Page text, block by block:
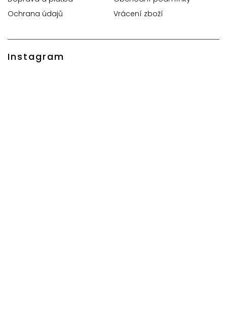
Ochrana údajů
Vrácení zboží
Instagram